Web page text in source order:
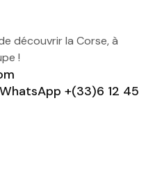
découvrir la Corse, à
!
+(33)6 12 45